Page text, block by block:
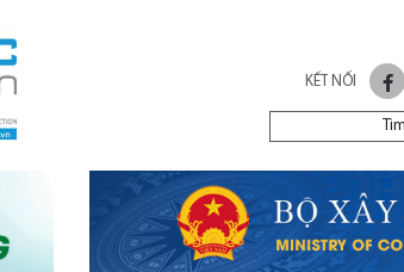
KẾT NỐI